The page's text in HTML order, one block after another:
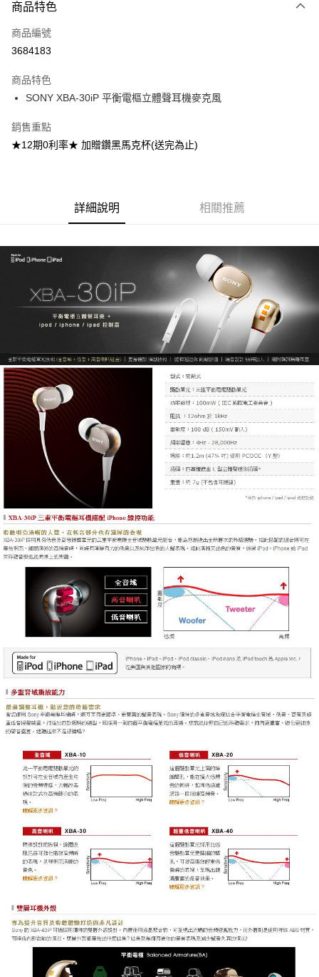
信用卡一次付款
LINE Pay
悠遊付
運送方式
宅配
商品特色
商品編號
3684183
商品特色
SONY XBA-30iP 平衡電樞立體聲耳機麥克風
銷售重點
★12期0利率★ 加贈鑽黑馬克杯(送完為止)
詳細說明 相關推薦